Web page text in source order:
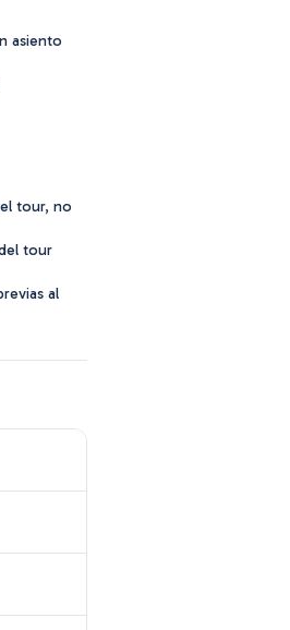
asiento
tour, no
tour
al